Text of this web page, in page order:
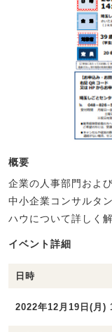
概要
企業の人事部門およ
中小企業コンサルタ
ハウについて詳しく
イベント詳細
日時
2022年12月19日(月)